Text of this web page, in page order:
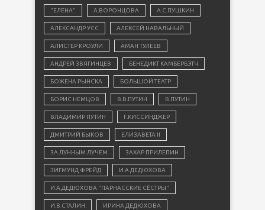
"ЕЛЕНА" А.ВОРОНЦОВА А.С.ПУШКИН
АЛЕКСАНДР УСС АЛЕКСЕЙ НАВАЛЬНЫЙ
АЛИСТЕР КРОУЛИ АМАН ТУЛЕЕВ
АНДРЕЙ ЗВЯГИНЦЕВ БЕНЕДИКТ КАМБЕРБЭТЧ
БОЖЕНА РЫНСКА БОЛЬШОЙ ТЕАТР
БОРИС НЕМЦОВ В.В.ПУТИН В.ПУТИН
ВЛАДИМИР ПУТИН Г.КИССИНДЖЕР
ДМИТРИЙ БЫКОВ ЕЛИЗАВЕТА II
ЗА ЛУННЫМ ЛУЧЕМ ЗАХАР ПРИЛЕПИН
ЗИГМУНД ФРЕЙД И.А.ДЕДЮХОВА
И.А.ДЕДЮХОВА "ПАРНАССКИЕ СЁСТРЫ"
И.В.СТАЛИН ИРИНА ДЕДЮХОВА